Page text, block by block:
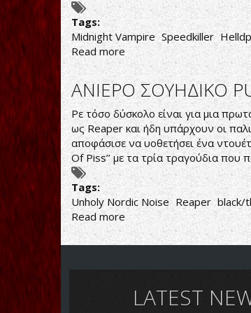
Tags:
Midnight Vampire Speedkiller
Read moreabout
Speedkiller-
Midnight
Vampire
ΑΝΙΕΡΟ ΣΟΥΗΔΙΚΟ
Ρε τόσο δύσκολο είναι για μια
ως Reaper και ήδη υπάρχουν οι
αποφάσισε να υοθετήσει ένα
Of Piss’’ με τα τρία τραγούδια που
Tags:
Unholy Nordic Noise Reaper black/
Read more about
ΑΝΙΕΡΟ
ΣΟΥΗΔΙΚΟ
METAL
LATEST